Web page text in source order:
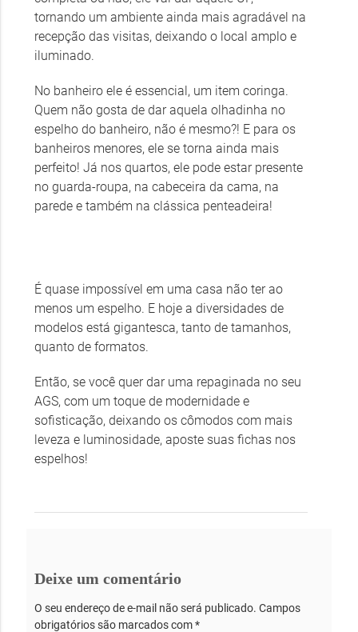
tornando um ambiente ainda mais agradável na
recepção das visitas, deixando o local amplo e
iluminado.
No banheiro ele é essencial, um item coringa.
Quem não gosta de dar aquela olhadinha no
espelho do banheiro, não é mesmo?! E para os
banheiros menores, ele se torna ainda mais
perfeito! Já nos quartos, ele pode estar presente
no guarda-roupa, na cabeceira da cama, na
parede e também na clássica penteadeira!
É quase impossível em uma casa não ter ao
menos um espelho. E hoje a diversidades de
modelos está gigantesca, tanto de tamanhos,
quanto de formatos.
Então, se você quer dar uma repaginada no seu
AGS, com um toque de modernidade e
sofisticação, deixando os cômodos com mais
leveza e luminosidade, aposte suas fichas nos
espelhos!
Deixe um comentário
O seu endereço de e-mail não será publicado. Campos
obrigatórios são marcados com*